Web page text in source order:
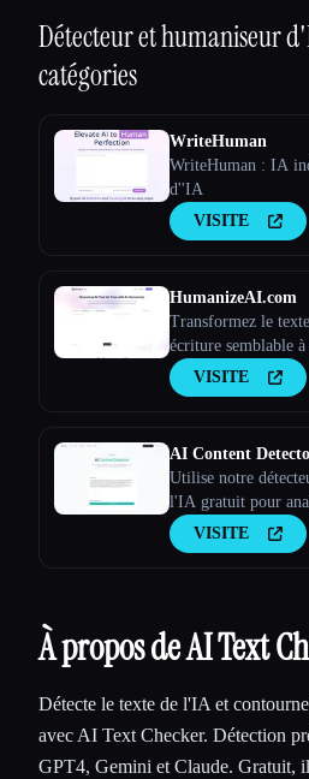
Détecteur et humaniseur
catégories
WriteHuman
WriteHuman : IA
d''IA
VISITE
HumanizeAI.com
Transformez le
écriture semblable
Humanize AI
VISITE
AI Content
Utilise notre
l'IA gratuit pour
été généré par l'IA
100 % gratuit pour
VISITE
À propos de AI Text
Détecte le texte de l'IA et
avec AI Text Checker. Détection
GPT4, Gemini et Claude. Gratuit,